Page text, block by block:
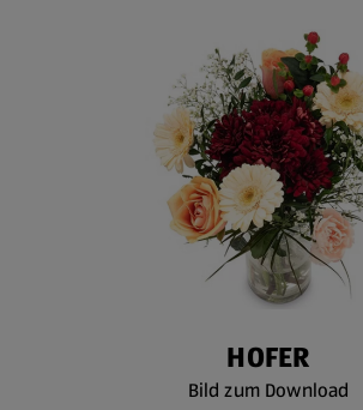
HOFER
Bild zum Download